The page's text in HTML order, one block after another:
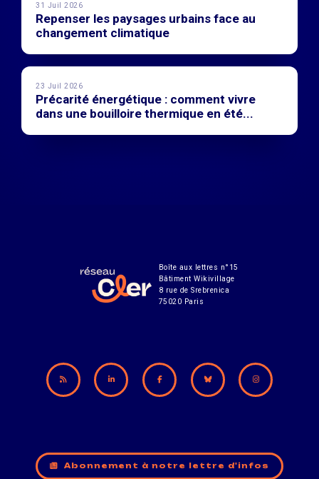
31 Juil 2026
Repenser les paysages urbains face au
changement climatique
23 Juil 2026
Précarité énergétique : comment vivre
dans une bouilloire thermique en été...
Boîte aux lettres n°15
Bâtiment Wikivillage
8 rue de Srebrenica
75020 Paris
Abonnement à notre lettre d'infos